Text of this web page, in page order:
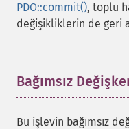
PDO::commit(), toplu
değişikliklerin de geri
Bağımsız
Bu işlevin bağımsız